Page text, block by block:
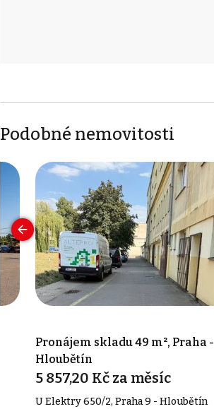
Podobné nemovitosti
Pronájem skladu 49 m², Praha -
Hloubětín
5 857,20 Kč za měsíc
U Elektry 650/2, Praha 9 - Hloubětín